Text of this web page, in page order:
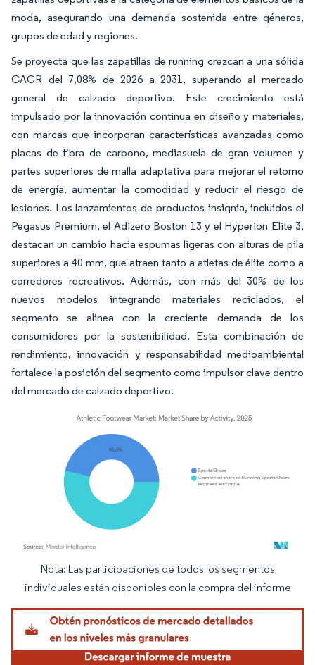
moda, asegurando una demanda sostenida entre géneros,
grupos de edad y regiones.
Se proyecta que las zapatillas de running crezcan a una sólida
CAGR del 7,08% de 2026 a 2031, superando al mercado
general de calzado deportivo. Este crecimiento está
impulsado por la innovación continua en diseño y materiales,
con marcas que incorporan características avanzadas como
placas de fibra de carbono, mediasuela de gran volumen y
partes superiores de malla adaptativa para mejorar el retorno
de energía, aumentar la comodidad y reducir el riesgo de
lesiones. Los lanzamientos de productos insignia, incluidos el
Pegasus Premium, el Adizero Boston 13 y el Hyperion Elite 3,
destacan un cambio hacia espumas ligeras con alturas de pila
superiores a 40 mm, que atraen tanto a atletas de élite como a
corredores recreativos. Además, con más del 30% de los
nuevos modelos integrando materiales reciclados, el
segmento se alinea con la creciente demanda de los
consumidores por la sostenibilidad. Esta combinación de
rendimiento, innovación y responsabilidad medioambiental
fortalece la posición del segmento como impulsor clave dentro
del mercado de calzado deportivo.
Imagen © Mordor Intelligence. El uso requiere atribución según CC BY 4.0.
Nota: Las participaciones de todos los segmentos
individuales están disponibles con la compra del informe